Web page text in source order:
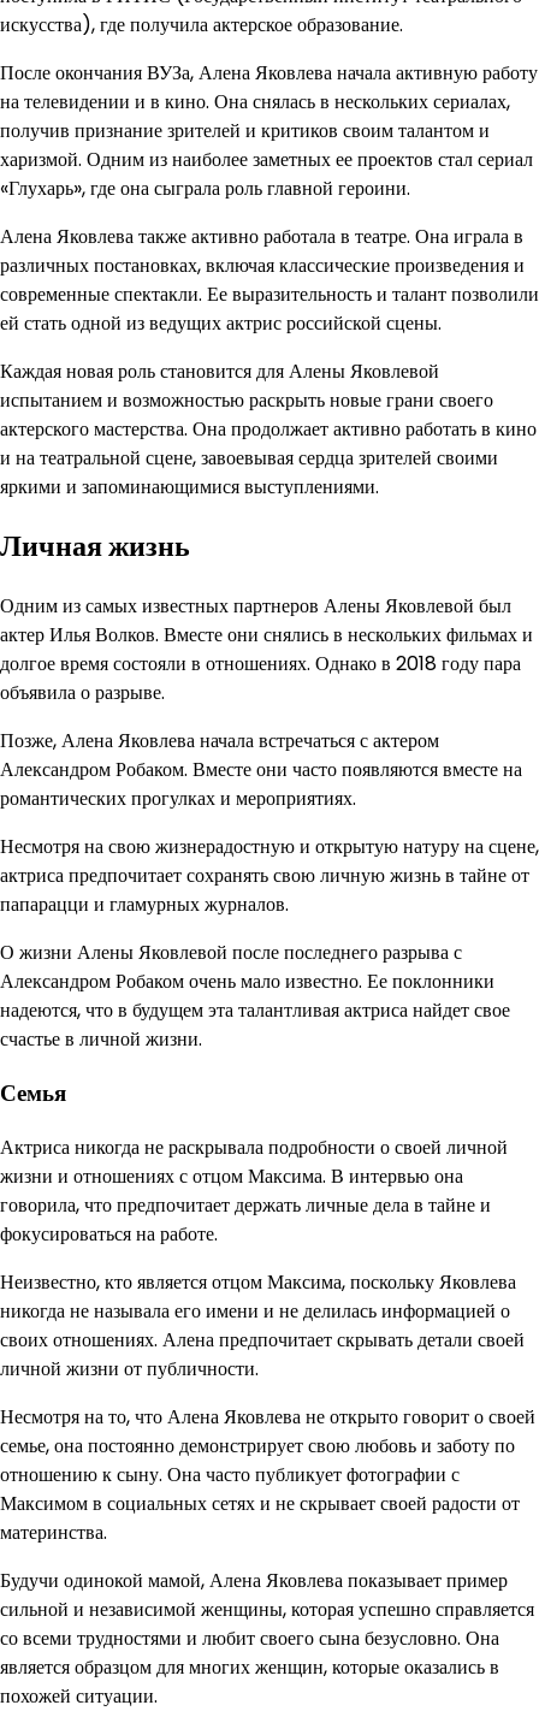
искусства), где получила актерское образование.
После окончания ВУЗа, Алена Яковлева начала активную работу
на телевидении и в кино. Она снялась в нескольких сериалах,
получив признание зрителей и критиков своим талантом и
харизмой. Одним из наиболее заметных ее проектов стал сериал
«Глухарь», где она сыграла роль главной героини.
Алена Яковлева также активно работала в театре. Она играла в
различных постановках, включая классические произведения и
современные спектакли. Ее выразительность и талант позволили
ей стать одной из ведущих актрис российской сцены.
Каждая новая роль становится для Алены Яковлевой
испытанием и возможностью раскрыть новые грани своего
актерского мастерства. Она продолжает активно работать в кино
и на театральной сцене, завоевывая сердца зрителей своими
яркими и запоминающимися выступлениями.
Личная жизнь
Одним из самых известных партнеров Алены Яковлевой был
актер Илья Волков. Вместе они снялись в нескольких фильмах и
долгое время состояли в отношениях. Однако в 2018 году пара
объявила о разрыве.
Позже, Алена Яковлева начала встречаться с актером
Александром Робаком. Вместе они часто появляются вместе на
романтических прогулках и мероприятиях.
Несмотря на свою жизнерадостную и открытую натуру на сцене,
актриса предпочитает сохранять свою личную жизнь в тайне от
папарацци и гламурных журналов.
О жизни Алены Яковлевой после последнего разрыва с
Александром Робаком очень мало известно. Ее поклонники
надеются, что в будущем эта талантливая актриса найдет свое
счастье в личной жизни.
Семья
Актриса никогда не раскрывала подробности о своей личной
жизни и отношениях с отцом Максима. В интервью она
говорила, что предпочитает держать личные дела в тайне и
фокусироваться на работе.
Неизвестно, кто является отцом Максима, поскольку Яковлева
никогда не называла его имени и не делилась информацией о
своих отношениях. Алена предпочитает скрывать детали своей
личной жизни от публичности.
Несмотря на то, что Алена Яковлева не открыто говорит о своей
семье, она постоянно демонстрирует свою любовь и заботу по
отношению к сыну. Она часто публикует фотографии с
Максимом в социальных сетях и не скрывает своей радости от
материнства.
Будучи одинокой мамой, Алена Яковлева показывает пример
сильной и независимой женщины, которая успешно справляется
со всеми трудностями и любит своего сына безусловно. Она
является образцом для многих женщин, которые оказались в
похожей ситуации.